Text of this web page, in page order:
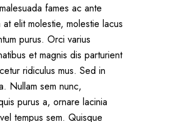
fames ac ante
elit molestie, molestie lacus
purus. Orci varius
et magnis dis parturient
ridiculus mus. Sed in
Nullam sem nunc,
purus a, ornare lacinia
tempus sem. Quisque